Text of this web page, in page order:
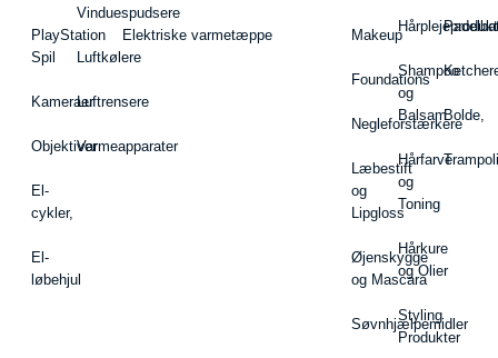
PlayStation
Spil
Kameraer
Objektiver
El-
cykler,
El-
løbehjul
Vinduespudsere
Luftkølere
Luftrensere
Varmeapparater
Elektriske varmetæppe Makeup
Foundations
Negleforstærkere
Læbestift
og
Lipgloss
Øjenskygge
og Mascara
Søvnhjælpemidler
Shampoo
og
Balsam
Hårfarve
og
Toning
Hårkure
og Olier
Styling
Produkter
Bolde,